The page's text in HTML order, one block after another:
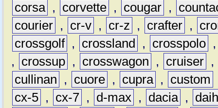
corsa , corvette , cougar ,
courier , cr-v , cr-z , crafter ,
crossgolf , crossland , crosspolo
,
crossup , crosswagon , cruiser ,
cullinan
, cuore , cupra , custom
cx-5 , cx-7 , d-max , dacia ,